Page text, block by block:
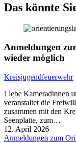
Das könnte
Anmeldungen
wieder möglich
Kreisjugendfeuerwehr
Liebe Kameradinnen
veranstaltet die
zusammen mit den
Seenplatte, zum…
12. April 2026
Anmeldungen zum